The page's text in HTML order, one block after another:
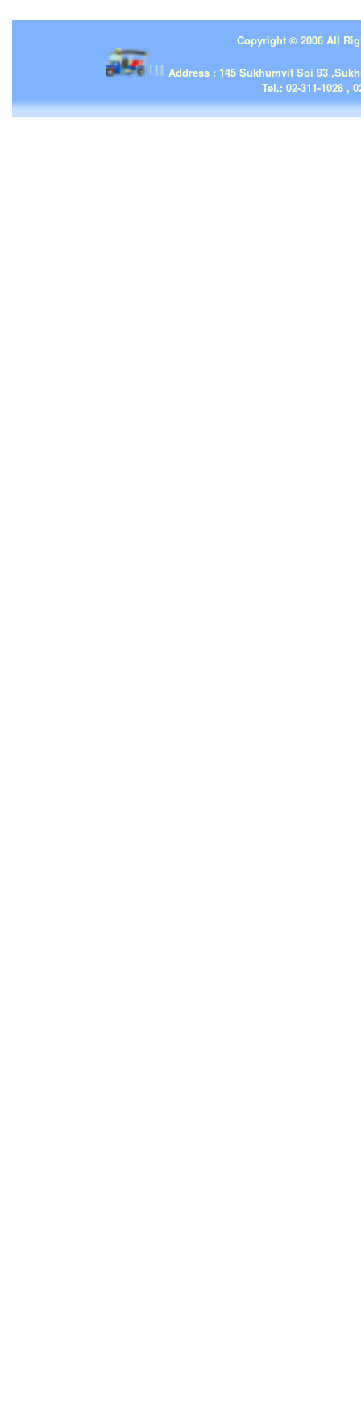
Copyright © 2006 All
| | |
Address : 145 Sukhumvit Soi 93
Tel.: 02-311-1028 ,